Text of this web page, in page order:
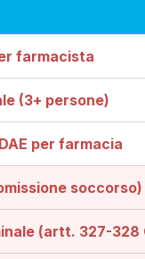
farmacista
(3+ persone)
per farmacia
soccorso)
(artt. 327-328